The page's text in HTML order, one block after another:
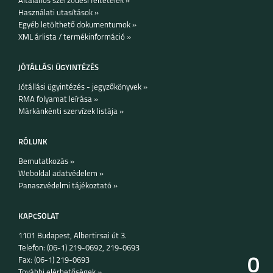
IPHONE 15 PRO MAX IPHONE 15 PLUS
Használati utasítások »
Egyéb letölthető dokumentumok »
XML árlista / termékinformáció »
JÓTÁLLÁSI ÜGYINTÉZÉS
Jótállási ügyintézés - jegyzőkönyvek »
RMA folyamat leírása »
Márkánkénti szervízek listája »
RÓLUNK
Bemutatkozás »
Weboldal adatvédelem »
Panaszvédelmi tájékoztató »
KAPCSOLAT
1101 Budapest, Albertirsai út 3.
Telefon: (06-1) 219-0692, 219-0693
Fax: (06-1) 219-0693
0